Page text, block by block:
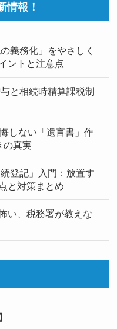
情報！
義務化」をやさしく
ントと注意点
と相続時精算課税制
しない「遺言書」作
の真実
登記」入門：放置す
と対策まとめ
い、税務署が教えな